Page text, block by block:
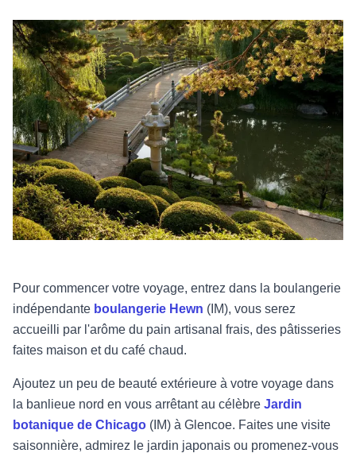
Pour commencer votre voyage, entrez dans la boulangerie
indépendante boulangerie Hewn (IM), vous serez
accueilli par l'arôme du pain artisanal frais, des pâtisseries
faites maison et du café chaud.
Ajoutez un peu de beauté extérieure à votre voyage dans
la banlieue nord en vous arrêtant au célèbre Jardin
botanique de Chicago (IM) à Glencoe. Faites une visite
saisonnière, admirez le jardin japonais ou promenez-vous